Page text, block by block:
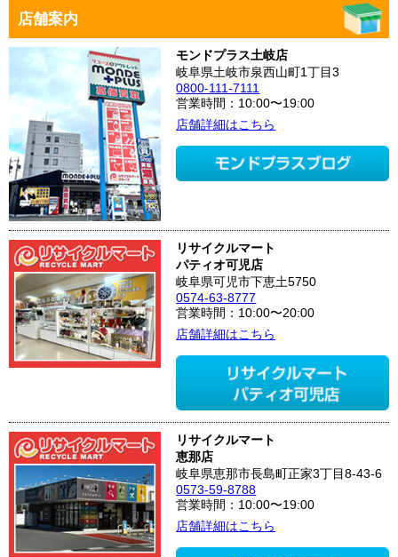
店舗案内
モンドプラス土岐店
岐阜県土岐市泉西山町1丁目3
0800-111-7111
営業時間：10:00〜19:00
店舗詳細はこちら
リサイクルマート
パティオ可児店
岐阜県可児市下恵土5750
0574-63-8777
営業時間：10:00〜20:00
店舗詳細はこちら
リサイクルマート
恵那店
岐阜県恵那市長島町正家3丁目8-43-6
0573-59-8788
営業時間：10:00〜19:00
店舗詳細はこちら